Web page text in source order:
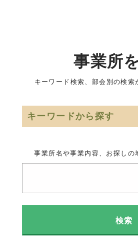
事業所
キーワード検索、部会別の検索
キーワードから探す
事業所名や事業内容、お探しの